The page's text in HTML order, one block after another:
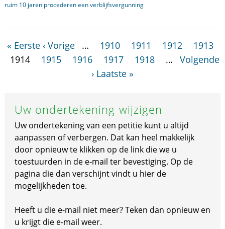
ruim 10 jaren procederen een verblijfsvergunning
« Eerste ‹ Vorige … 1910 1911 1912
1913
1914
1915 1916 1917 1918 …
Volgende
› Laatste »
Uw ondertekening wijzigen
Uw ondertekening van een petitie kunt u altijd
aanpassen of verbergen. Dat kan heel makkelijk
door opnieuw te klikken op de link die we u
toestuurden in de e-mail ter bevestiging. Op de
pagina die dan verschijnt vindt u hier de
mogelijkheden toe.
Heeft u die e-mail niet meer? Teken dan opnieuw en
u krijgt die e-mail weer.